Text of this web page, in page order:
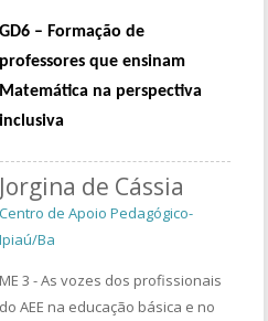
GD6 – Formação de
professores que ensinam
Matemática na perspectiva
inclusiva
Jorgina de Cássia
Centro de Apoio Pedagógico-
Ipiaú/Ba
ME 3 - As vozes dos profissionais
do AEE na educação básica e no